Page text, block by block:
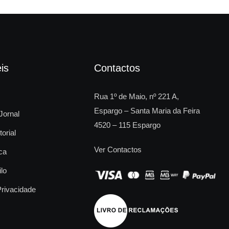
Contactos
Rua 1º de Maio, nº 221 A,
Espargo – Santa Maria da Feira
4520 – 115 Espargo
Ver Contactos